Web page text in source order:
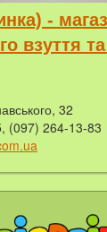
-
взуття
32
(097) 264-13-83